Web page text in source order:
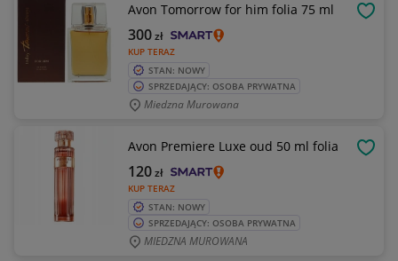
Avon Tomorrow for him folia 75 ml
KUP TERAZ
300zł
STAN: NOWY
SPRZEDAJĄCY: OSOBA PRYWATNA
Miedzna Murowana
Avon Premiere Luxe oud 50 ml folia
KUP TERAZ
120zł
STAN: NOWY
SPRZEDAJĄCY: OSOBA PRYWATNA
MIEDZNA MUROWANA